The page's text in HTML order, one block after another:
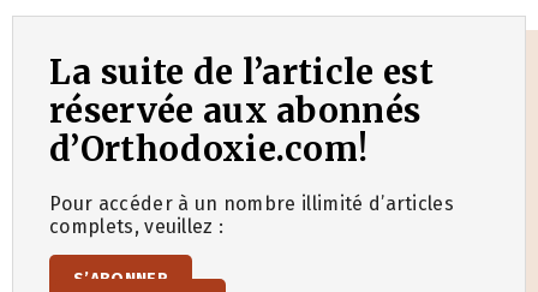
La suite de l’article est
réservée aux abonnés
d’Orthodoxie.com!
Pour accéder à un nombre illimité d’articles
complets, veuillez :
S’ABONNER